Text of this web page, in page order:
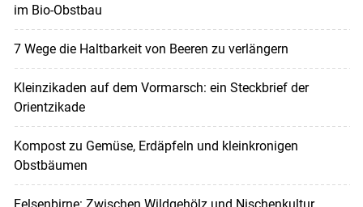
im Bio-Obstbau
7 Wege die Haltbarkeit von Beeren zu verlängern
Kleinzikaden auf dem Vormarsch: ein Steckbrief der
Orientzikade
Kompost zu Gemüse, Erdäpfeln und kleinkronigen
Obstbäumen